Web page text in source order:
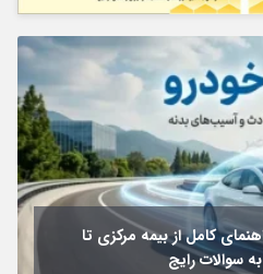
کامل از بیمه مرکزی تا
سوالات رایج